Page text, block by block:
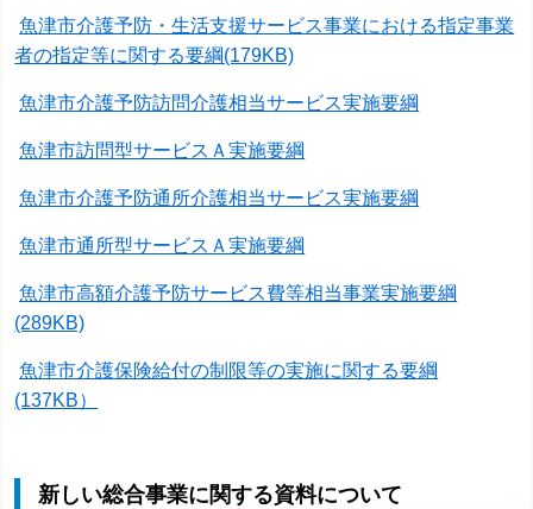
魚津市介護予防・生活支援サービス事業における指定事業
者の指定等に関する要綱(179KB)
魚津市介護予防訪問介護相当サービス実施要綱
魚津市訪問型サービスＡ実施要綱
魚津市介護予防通所介護相当サービス実施要綱
魚津市通所型サービスＡ実施要綱
魚津市高額介護予防サービス費等相当事業実施要綱
(289KB)
魚津市介護保険給付の制限等の実施に関する要綱
(137KB）
新しい総合事業に関する資料について